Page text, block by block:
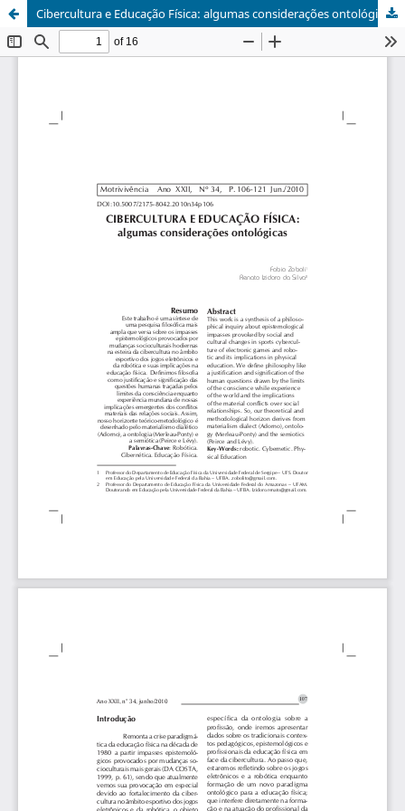
Cibercultura e Educação Física: algumas considerações ontológicas